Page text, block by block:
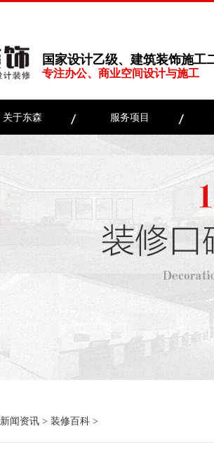
国家设计乙级、建筑装饰施工
专注办公、商业空间设计与施工
关于东森 服务项目
新闻资讯 > 装修百科 >